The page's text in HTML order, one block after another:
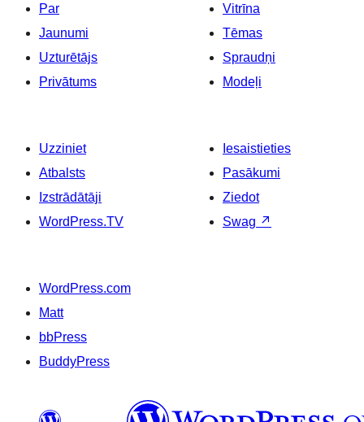
Par
Jaunumi
Uzturētājs
Privātums
Vitrīna
Tēmas
Spraudņi
Modeļi
Uzziniet
Atbalsts
Izstrādātāji
WordPress.TV
Iesaistieties
Pasākumi
Ziedot
Swag ↗
WordPress.com
Matt
bbPress
BuddyPress